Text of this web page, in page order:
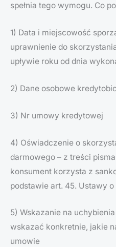
spełnia tego wymogu. Co
1) Data i miejscowość
uprawnienie do
upływie roku od dnia
2) Dane osobowe
3) Nr umowy kredytowej
4) Oświadczenie o
darmowego – z treści
konsument korzysta z
podstawie art. 45. Ustawy
5) Wskazanie na
wskazać konkretnie, jakie
umowie